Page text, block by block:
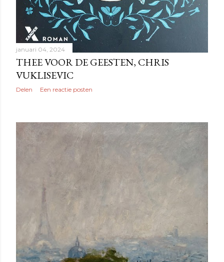
januari 04, 2024
THEE VOOR DE GEESTEN, CHRIS
VUKLISEVIC
Delen Een reactie posten